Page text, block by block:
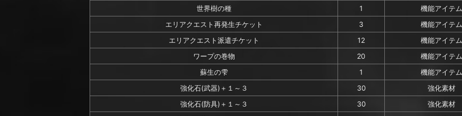
世界樹の種
1 機能アイテム
エリアクエスト再発生チケット
3 機能アイテム
エリアクエスト派遣チケット
12 機能アイテム
ワープの巻物
20 機能アイテム
蘇生の雫
1 機能アイテム
強化石(武器)＋１～３
30 強化素材
強化石(防具)＋１～３
30 強化素材